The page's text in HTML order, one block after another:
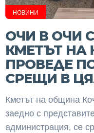
НОВИНИ
ОЧИ В ОЧИ
КМЕТЪТ НА
ПРОВЕДЕ
СРЕЩИ В
Кметът на община
заедно с
администрация, се